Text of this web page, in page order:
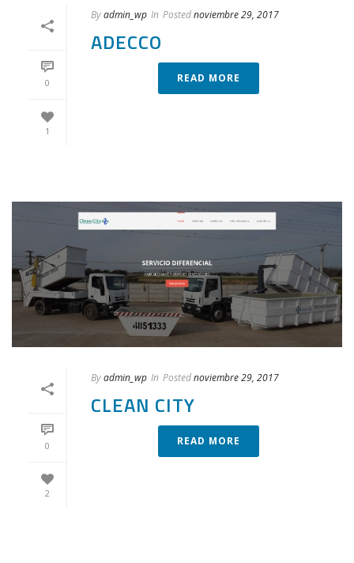
0
1
Byadmin_wp In Postednoviembre 29, 2017
ADECCO
READ MORE
0
2
Byadmin_wp In Postednoviembre 29, 2017
CLEAN CITY
READ MORE